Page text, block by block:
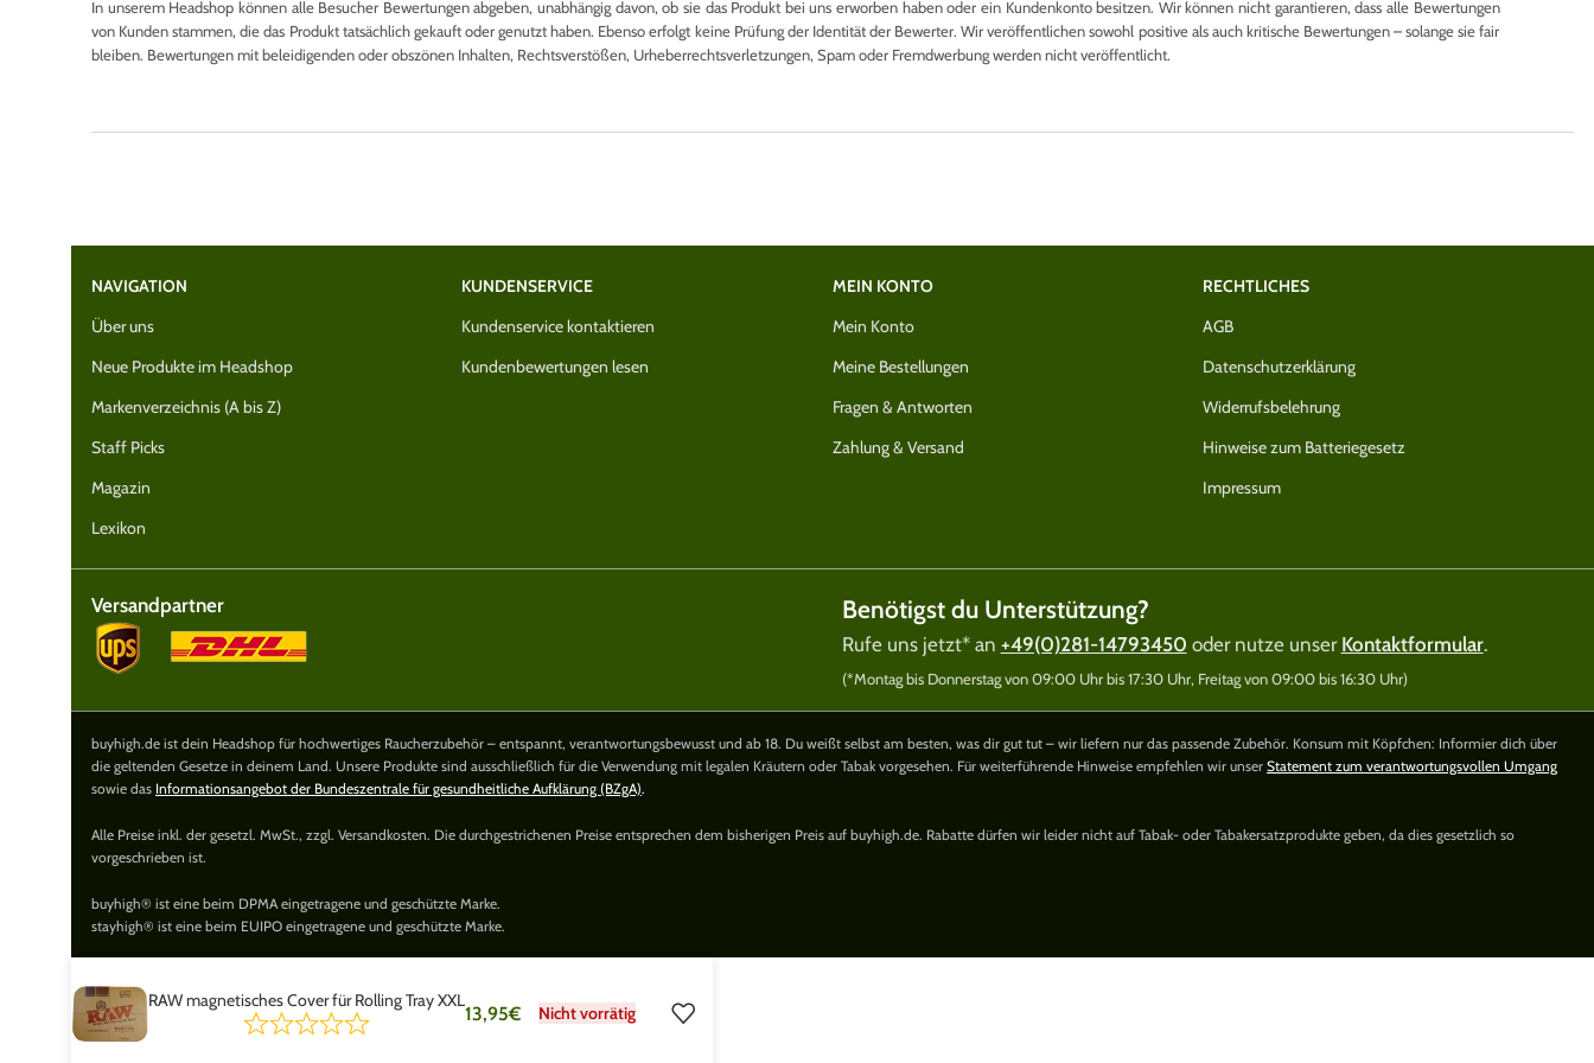
In unserem Headshop können alle Besucher Bewertungen abgeben, unabhängig davon, ob sie das Produkt bei uns erworben haben oder ein Kundenkonto besitzen. Wir können nicht garantieren, dass alle Bewertungen
von Kunden stammen, die das Produkt tatsächlich gekauft oder genutzt haben. Ebenso erfolgt keine Prüfung der Identität der Bewerter. Wir veröffentlichen sowohl positive als auch kritische Bewertungen – solange sie fair
bleiben. Bewertungen mit beleidigenden oder obszönen Inhalten, Rechtsverstößen, Urheberrechtsverletzungen, Spam oder Fremdwerbung werden nicht veröffentlicht.
NAVIGATION
Über uns
Neue Produkte im Headshop
Markenverzeichnis (A bis Z)
Staff Picks
Magazin
Lexikon
KUNDENSERVICE
Kundenservice kontaktieren
Kundenbewertungen lesen
MEIN KONTO
Mein Konto
Meine Bestellungen
Fragen & Antworten
Zahlung & Versand
RECHTLICHES
AGB
Datenschutzerklärung
Widerrufsbelehrung
Hinweise zum Batteriegesetz
Impressum
Versandpartner Benötigst du Unterstützung?
Rufe uns jetzt* an +49(0)281-14793450 oder nutze unser Kontaktformular.
(*Montag bis Donnerstag von 09:00 Uhr bis 17:30 Uhr, Freitag von 09:00 bis 16:30 Uhr)
buyhigh.de ist dein Headshop für hochwertiges Raucherzubehör – entspannt, verantwortungsbewusst und ab 18. Du weißt selbst am besten, was dir gut tut – wir liefern nur das passende Zubehör. Konsum mit Köpfchen: Informier dich über
die geltenden Gesetze in deinem Land. Unsere Produkte sind ausschließlich für die Verwendung mit legalen Kräutern oder Tabak vorgesehen. Für weiterführende Hinweise empfehlen wir unser Statement zum verantwortungsvollen Umgang
sowie das Informationsangebot der Bundeszentrale für gesundheitliche Aufklärung (BZgA).
Alle Preise inkl. der gesetzl. MwSt., zzgl. Versandkosten. Die durchgestrichenen Preise entsprechen dem bisherigen Preis auf buyhigh.de. Rabatte dürfen wir leider nicht auf Tabak- oder Tabakersatzprodukte geben, da dies gesetzlich so
vorgeschrieben ist.
buyhigh® ist eine beim DPMA eingetragene und geschützte Marke.
stayhigh® ist eine beim EUIPO eingetragene und geschützte Marke.
RAW magnetisches Cover für Rolling Tray XXL
13,95€ Nicht vorrätig